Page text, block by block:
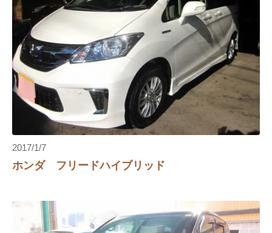
イプサム エアコンフィルター
2017/1/7
ホンダ フリードハイブリッド